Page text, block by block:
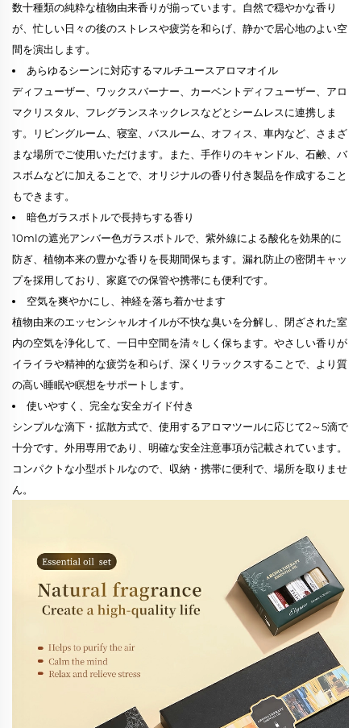
数十種類の純粋な植物由来香りが揃っています。自然で穏やかな香り
が、忙しい日々の後のストレスや疲労を和らげ、静かで居心地のよい空
間を演出します。
あらゆるシーンに対応するマルチユースアロマオイル
ディフューザー、ワックスバーナー、カーベントディフューザー、アロ
マクリスタル、フレグランスネックレスなどとシームレスに連携しま
す。リビングルーム、寝室、バスルーム、オフィス、車内など、さまざ
まな場所でご使用いただけます。また、手作りのキャンドル、石鹸、バ
スボムなどに加えることで、オリジナルの香り付き製品を作成すること
もできます。
暗色ガラスボトルで長持ちする香り
10mlの遮光アンバー色ガラスボトルで、紫外線による酸化を効果的に
防ぎ、植物本来の豊かな香りを長期間保ちます。漏れ防止の密閉キャッ
プを採用しており、家庭での保管や携帯にも便利です。
空気を爽やかにし、神経を落ち着かせます
植物由来のエッセンシャルオイルが不快な臭いを分解し、閉ざされた室
内の空気を浄化して、一日中空間を清々しく保ちます。やさしい香りが
イライラや精神的な疲労を和らげ、深くリラックスすることで、より質
の高い睡眠や瞑想をサポートします。
使いやすく、完全な安全ガイド付き
シンプルな滴下・拡散方式で、使用するアロマツールに応じて2～5滴で
十分です。外用専用であり、明確な安全注意事項が記載されています。
コンパクトな小型ボトルなので、収納・携帯に便利で、場所を取りませ
ん。